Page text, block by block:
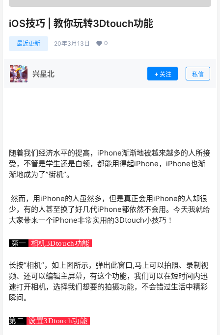
iOS技巧 | 教你玩转3Dtouch功能
最近更新 20年3月13日 0
兴星北 关注 私信
随着我们经济水平的提高，iPhone渐渐地被越来越多的人所接
受，不管是学生还是白领，都能用得起iPhone，iPhone也渐
渐地成为了”街机”。
然而，用iPhone的人虽然多，但是真正会用iPhone的人却很
少，有的人甚至换了好几代iPhone都依然不会用。 今天我就给
大家带来一个iPhone非常实用的3Dtouch小技巧！
第一 相机3Dtouch功能
长按“相机”，如上图所示，弹出此窗口,马上可以拍照、录制视
频、还可以编辑主屏幕，有这个功能，我们可以在短时间内迅
速打开相机，选择我们想要的拍摄功能，不会错过生活中精彩
瞬间。
第二 设置3Dtouch功能